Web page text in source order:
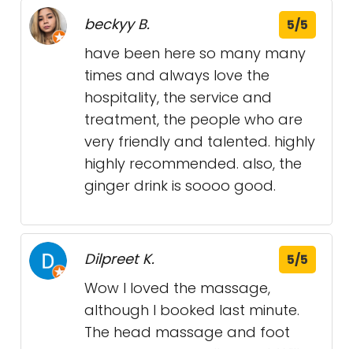
beckyy B. 5/5
have been here so many many
times and always love the
hospitality, the service and
treatment, the people who are
very friendly and talented. highly
highly recommended. also, the
ginger drink is soooo good.
Dilpreet K. 5/5
Wow I loved the massage,
although I booked last minute.
The head massage and foot